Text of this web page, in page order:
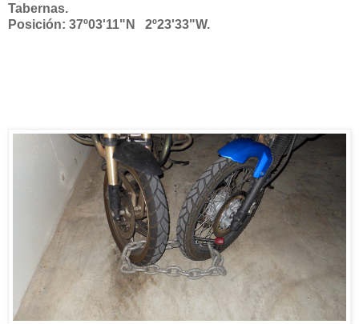
Tabernas.
Posición: 37º03'11"N 2º23'33"W.